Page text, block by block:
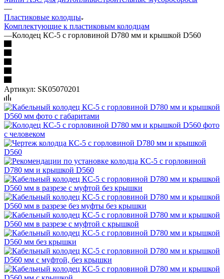
—
Пластиковые колодцы
Комплектующие к пластиковым колодцам
—Колодец КС-5 с горловиной D780 мм и крышкой D560
Артикул: SK05070201